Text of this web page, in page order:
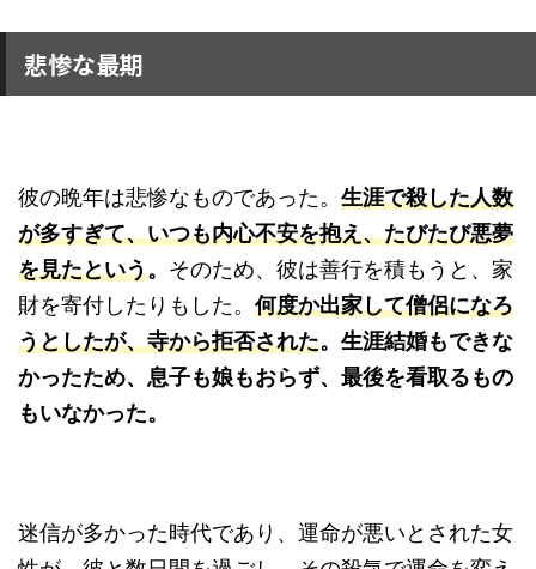
悲惨な最期
彼の晩年は悲惨なものであった。 生涯で殺した人数
が多すぎて、いつも内心不安を抱え、たびたび悪夢
を見たという。 そのため、彼は善行を積もうと、家
財を寄付したりもした。 何度か出家して僧侶になろ
うとしたが、寺から拒否された。生涯結婚もできな
かったため、息子も娘もおらず、最後を看取るもの
もいなかった。
迷信が多かった時代であり、運命が悪いとされた女